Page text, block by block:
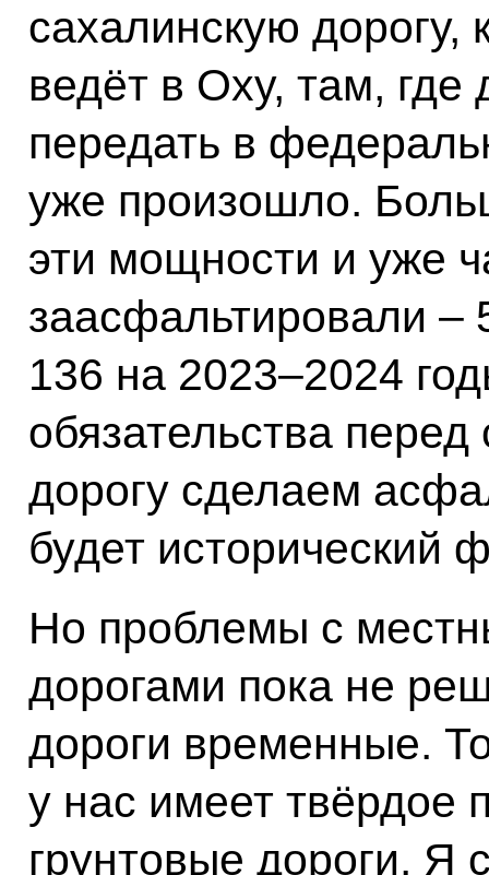
сахалинскую дорогу,
ведёт в Оху, там, где
передать в
уже произошло.
эти мощности и уже
заасфальтировали –
136 на 2023–2024
обязательства
дорогу сделаем
будет исторический
Но проблемы с
дорогами пока не
дороги временные.
у нас имеет твёрдое
грунтовые дороги. Я